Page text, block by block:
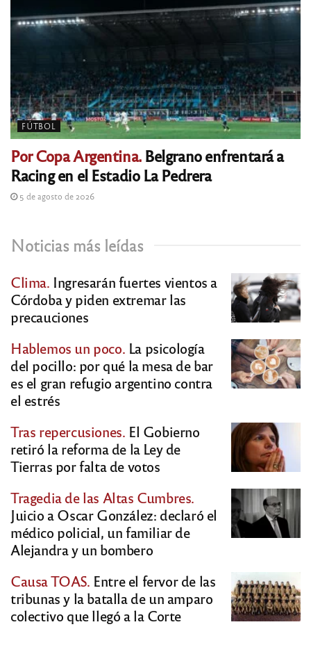
FÚTBOL
Por Copa Argentina.Belgrano enfrentará a
Racing en el Estadio La Pedrera
5 de agosto de 2026
Noticias más leídas
Clima. Ingresarán fuertes vientos a
Córdoba y piden extremar las
precauciones
Hablemos un poco. La psicología
del pocillo: por qué la mesa de bar
es el gran refugio argentino contra
el estrés
Tras repercusiones. El Gobierno
retiró la reforma de la Ley de
Tierras por falta de votos
Tragedia de las Altas Cumbres.
Juicio a Oscar González: declaró el
médico policial, un familiar de
Alejandra y un bombero
Causa TOAS. Entre el fervor de las
tribunas y la batalla de un amparo
colectivo que llegó a la Corte